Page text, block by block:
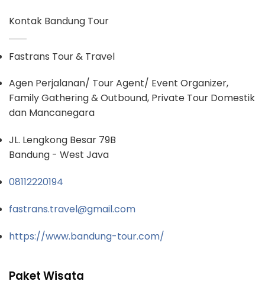
Kontak Bandung Tour
Fastrans Tour & Travel
Agen Perjalanan/ Tour Agent/ Event Organizer,
Family Gathering & Outbound, Private Tour Domestik
dan Mancanegara
JL. Lengkong Besar 79B
Bandung - West Java
08112220194
fastrans.travel@gmail.com
https://www.bandung-tour.com/
Paket Wisata